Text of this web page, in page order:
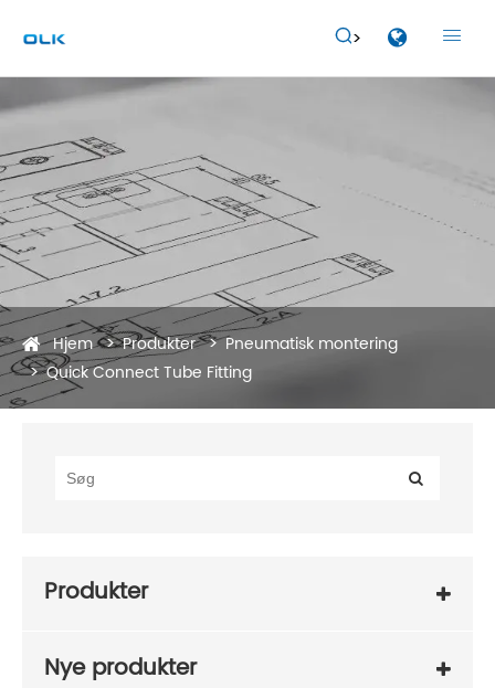
 
Hjem Produkter
Pneumatisk montering
Quick Connect Tube Fitting
Produkter
Nye produkter